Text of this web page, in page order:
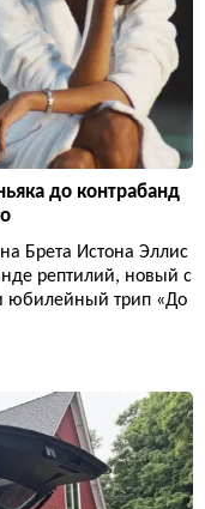
до контрабанд
Брета Истона Эллис
рептилий, новый с
юбилейный трип «До